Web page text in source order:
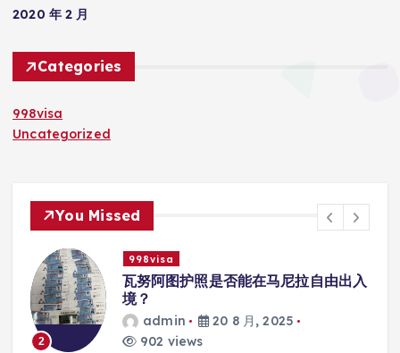
2020 年 2 月
Categories
998visa
Uncategorized
You Missed
2
998visa
瓦努阿图护照是否能在马尼拉自由出入
境？
admin
20 8 月, 2025
902 views